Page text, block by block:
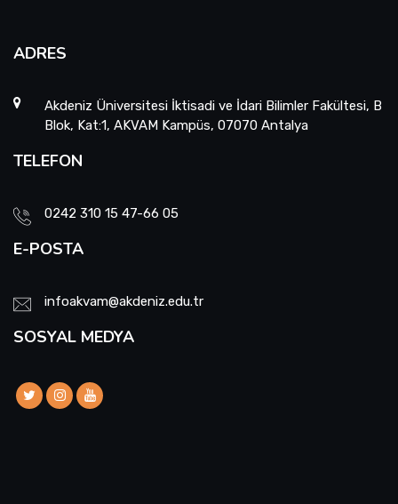
ADRES
Akdeniz Üniversitesi İktisadi ve İdari Bilimler Fakültesi, B
Blok, Kat:1, AKVAM Kampüs, 07070 Antalya
TELEFON
0242 310 15 47-66 05
E-POSTA
infoakvam@akdeniz.edu.tr
SOSYAL MEDYA